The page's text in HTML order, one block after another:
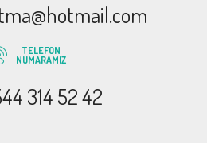
TELEFON
NUMARAMIZ
314 52 42